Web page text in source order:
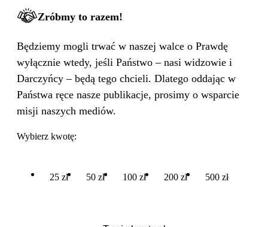
Zróbmy to razem!
Będziemy mogli trwać w naszej walce o Prawdę
wyłącznie wtedy, jeśli Państwo – nasi widzowie i
Darczyńcy – będą tego chcieli. Dlatego oddając w
Państwa ręce nasze publikacje, prosimy o wsparcie
misji naszych mediów.
Wybierz kwotę:
25 zł 50 zł 100 zł 200 zł 500 zł